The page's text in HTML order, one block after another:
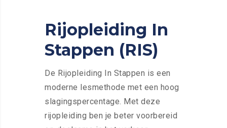
Rijopleiding In
Stappen (RIS)
De Rijopleiding In Stappen is een
moderne lesmethode met een hoog
slagingspercentage. Met deze
rijopleiding ben je beter voorbereid